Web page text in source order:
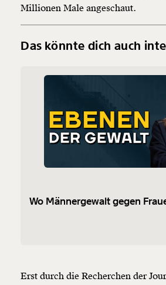
Millionen Male angeschaut.
Das könnte dich auch
Wo Männergewalt gegen
Erst durch die Recherchen der